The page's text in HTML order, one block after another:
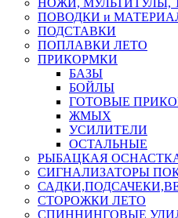
НОЖИ, МУЛЬТИТУЛЫ,
ПОВОДКИ и
ПОДСТАВКИ
ПОПЛАВКИ ЛЕТО
ПРИКОРМКИ
БАЗЫ
БОЙЛЫ
ГОТОВЫЕ
ЖМЫХ
УСИЛИТЕЛИ
ОСТАЛЬНЫЕ
РЫБАЦКАЯ
СИГНАЛИЗАТОРЫ
СТОРОЖКИ ЛЕТО
СПИННИНГОВЫЕ